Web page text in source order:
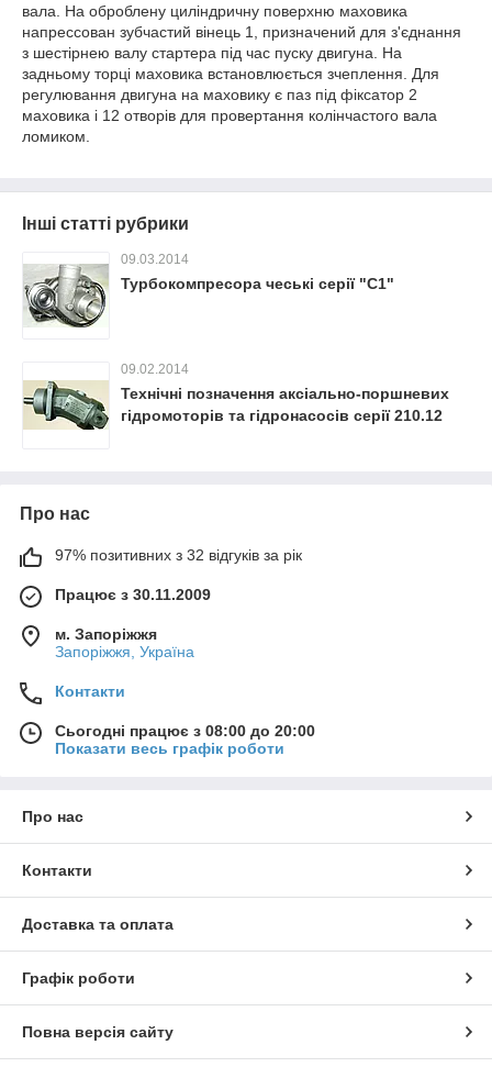
вала. На оброблену циліндричну поверхню маховика
напрессован зубчастий вінець 1, призначений для з'єднання
з шестірнею валу стартера під час пуску двигуна. На
задньому торці маховика встановлюється зчеплення. Для
регулювання двигуна на маховику є паз під фіксатор 2
маховика і 12 отворів для провертання колінчастого вала
ломиком.
Інші статті рубрики
09.03.2014
Турбокомпресора чеські серії "С1"
09.02.2014
Технічні позначення аксіально-поршневих
гідромоторів та гідронасосів серії 210.12
Про нас
97% позитивних з 32 відгуків за рік
Працює з 30.11.2009
м. Запоріжжя
Запоріжжя, Україна
Контакти
Сьогодні працює з 08:00 до 20:00
Показати весь графік роботи
Про нас
Контакти
Доставка та оплата
Графік роботи
Повна версія сайту